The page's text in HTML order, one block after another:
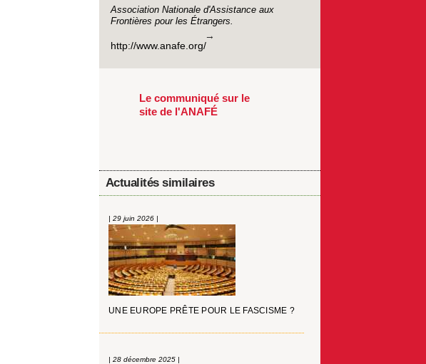
Association Nationale d'Assistance aux
Frontières pour les Étrangers.
http://www.anafe.org/
Le communiqué sur le
site de l'ANAFÉ
Actualités similaires
| 29 juin 2026 |
UNE EUROPE PRÊTE POUR LE FASCISME ?
| 28 décembre 2025 |